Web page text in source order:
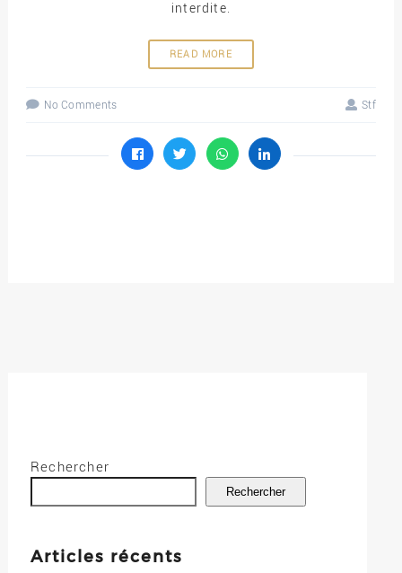
interdite.
READ MORE
No Comments Stf
Rechercher
Rechercher
Articles récents